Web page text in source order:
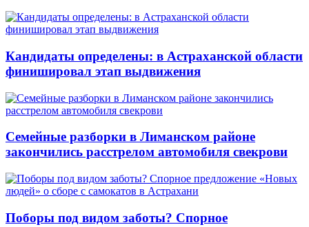
Кандидаты определены: в Астраханской области
финишировал этап выдвижения
Семейные разборки в Лиманском районе
закончились расстрелом автомобиля свекрови
Поборы под видом заботы? Спорное